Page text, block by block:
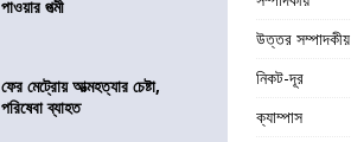
পাওয়ার পত্মী
ফের মেট্রোয় আত্মহত্যার চেষ্টা,
পরিষেবা ব্যাহত
উত্তর সম্পাদকীয়
নিকট-দূর
ক্যাম্পাস